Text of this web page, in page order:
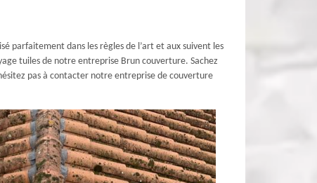
parfaitement dans les règles de l’art et aux suivent les
tuiles de notre entreprise Brun couverture. Sachez
pas à contacter notre entreprise de couverture